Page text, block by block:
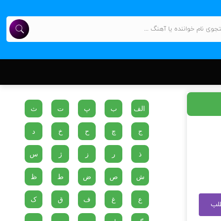
الف ب پ ت ث
ج چ ح خ د
ذ ر ز ژ س
ش ص ض ط ظ
ع غ ف ق ک